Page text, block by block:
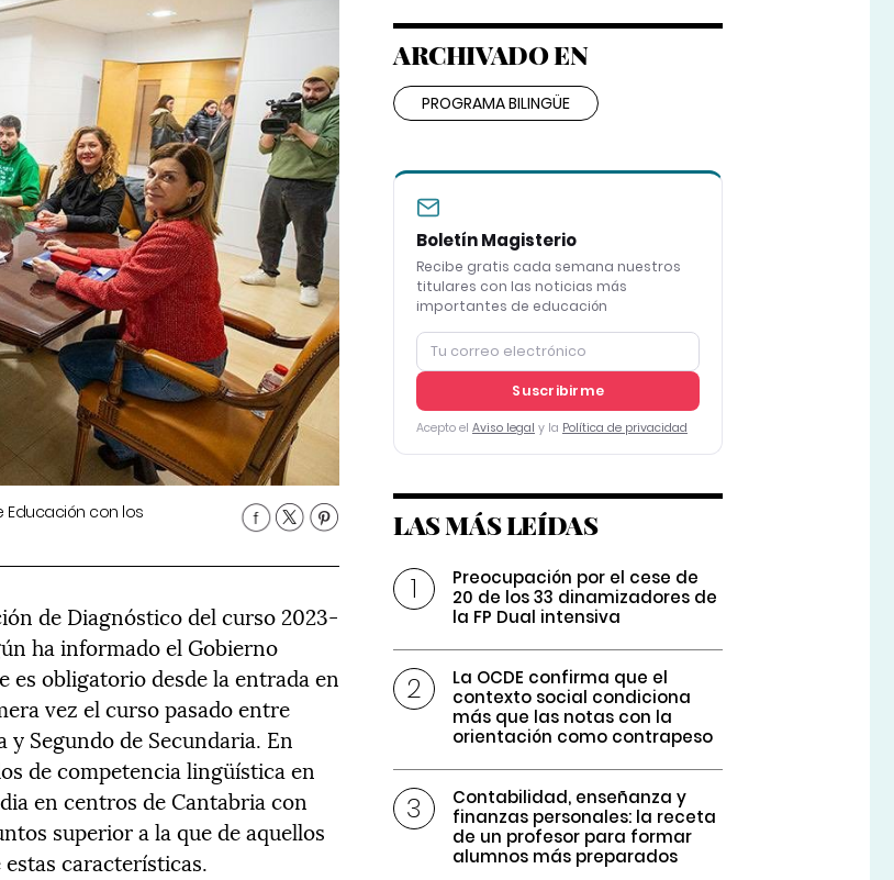
Educación con los
de Diagnóstico del curso 2023-
ha informado el Gobierno
obligatorio desde la entrada en
vez el curso pasado entre
Segundo de Secundaria. En
de competencia lingüística en
en centros de Cantabria con
superior a la que de aquellos
características.
ARCHIVADO EN
PROGRAMA BILINGÜE
Boletín Magisterio
Recibe gratis cada semana nuestros
titulares con las noticias más
importantes de educación
Suscribirme
Acepto el Aviso legal y la Política de privacidad
LAS MÁS LEÍDAS
Preocupación por el cese de
20 de los 33 dinamizadores de
la FP Dual intensiva
La OCDE confirma que el
contexto social condiciona
más que las notas con la
orientación como contrapeso
Contabilidad, enseñanza y
finanzas personales: la receta
de un profesor para formar
alumnos más preparados